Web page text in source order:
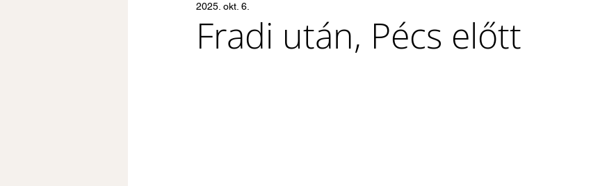
Fradi után, Pécs előtt
2025. okt. 6.